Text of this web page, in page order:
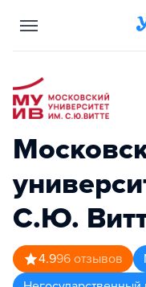
С.Ю.
4.996 отзывов